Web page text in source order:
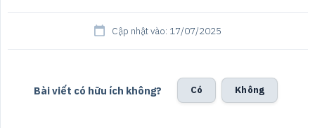
Cập nhật vào: 17/07/2025
Bài viết có hữu ích không? Có Không